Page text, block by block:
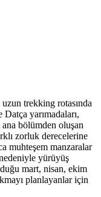
trekking rotasında
yarımadaları,
bölümden oluşan
zorluk derecelerine
muhteşem manzaralar
yürüyüş
mart, nisan, ekim
planlayanlar için